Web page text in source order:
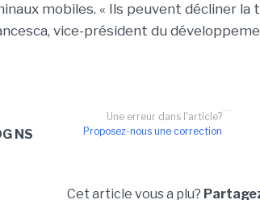
mobiles. « Ils peuvent décliner la
vice-président du
Une erreur dans l'article?
Proposez-nous une correction
NS
Cet article vous a plu?